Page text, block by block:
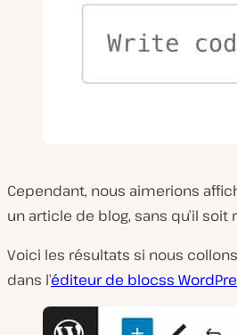
Cependant, nous aimerions
un article de blog, sans qu’il
Voici les résultats si nous
dans l’éditeur de blocss